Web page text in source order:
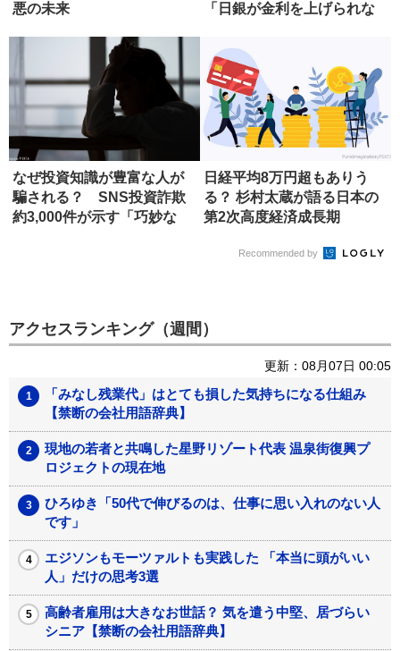
悪の未来
「日銀が金利を上げられな
なぜ投資知識が豊富な人が
騙される？ SNS投資詐欺
約3,000件が示す「巧妙な
日経平均8万円超もありう
る？ 杉村太蔵が語る日本の
第2次高度経済成長期
Recommended by
アクセスランキング（週間）
更新：08月07日 00:05
「みなし残業代」はとても損した気持ちになる仕組み
【禁断の会社用語辞典】
現地の若者と共鳴した星野リゾート代表 温泉街復興プ
ロジェクトの現在地
ひろゆき「50代で伸びるのは、仕事に思い入れのない人
です」
エジソンもモーツァルトも実践した 「本当に頭がいい
人」だけの思考3選
高齢者雇用は大きなお世話？ 気を遣う中堅、居づらい
シニア【禁断の会社用語辞典】